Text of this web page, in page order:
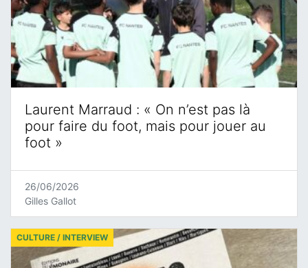
Laurent Marraud : « On n’est pas là
pour faire du foot, mais pour jouer au
foot »
26/06/2026
Gilles Gallot
CULTURE / INTERVIEW